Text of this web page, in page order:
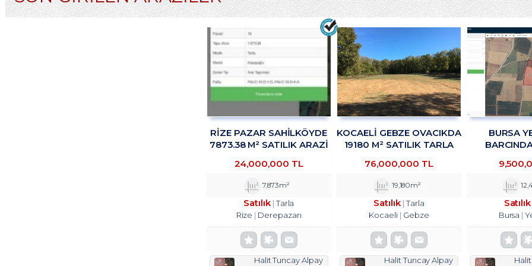
RİZE PAZAR SAHİLKÖYDE
7873.38 M² SATILIK ARAZİ
24,000,000 TL
7,873m²
Satılık Tarla
Rize
Derepazarı
Halit Tuncay Alpay
KOCAELİ GEBZE OVACIKDA
19180 M² SATILIK TARLA
76,000,000 TL
19,180m²
Satılık Tarla
Kocaeli
Gebze
Halit Tuncay Alpay
BURSA
TESİSİNE
SATILIK
Satılık
Bursa